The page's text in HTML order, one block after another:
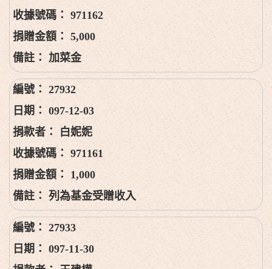
971162
5,000
加菜金
27932
097-12-03
白妮妮
971161
1,000
列為基金受贈收入
27933
097-11-30